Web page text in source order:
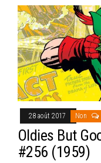
28 août 2017 Non
Oldies But
#256 (1959)